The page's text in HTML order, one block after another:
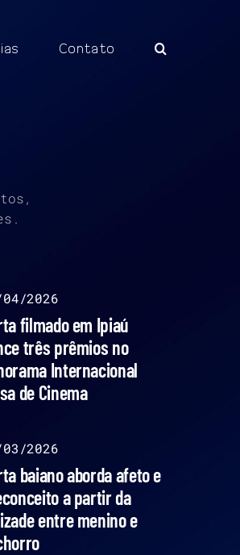
Contato
2026
filmado em Ipiaú
três prêmios no
Internacional
de Cinema
2026
baiano aborda afeto e
a partir da
entre menino e